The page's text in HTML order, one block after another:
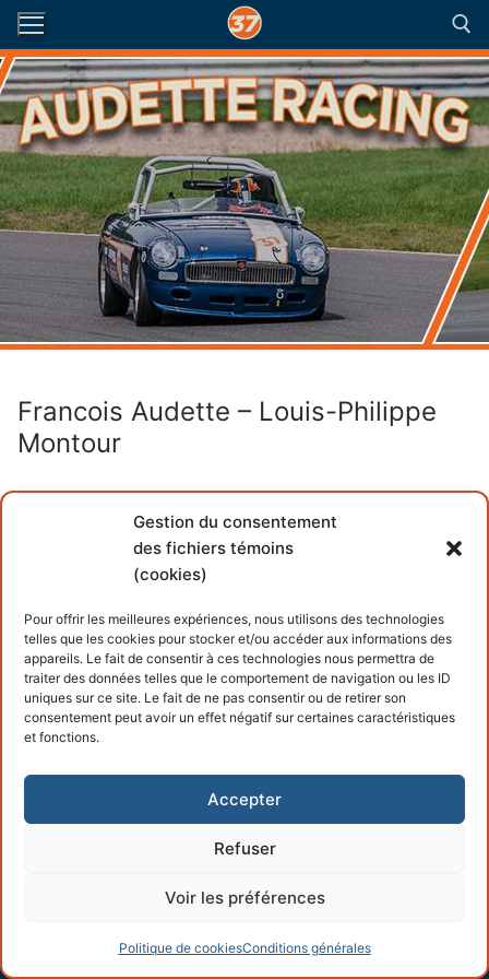
Gestion du consentement
des fichiers témoins
(cookies)
Pour offrir les meilleures expériences, nous utilisons des technologies
telles que les cookies pour stocker et/ou accéder aux informations des
appareils. Le fait de consentir à ces technologies nous permettra de
traiter des données telles que le comportement de navigation ou les ID
uniques sur ce site. Le fait de ne pas consentir ou de retirer son
consentement peut avoir un effet négatif sur certaines caractéristiques
et fonctions.
Accepter
Refuser
Voir les préférences
Politique de cookiesConditions générales
Aller
au
contenu
Rechercher :
Francois Audette – Louis-Philippe
Montour
2015-09-27 0145
Copyright © 2026 – Propulsé parCustomify.